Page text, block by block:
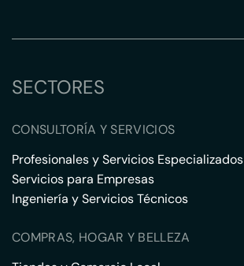
SECTORES
CONSULTORÍA Y SERVICIOS
Profesionales y Servicios Especializados
Servicios para Empresas
Ingeniería y Servicios Técnicos
COMPRAS, HOGAR Y BELLEZA